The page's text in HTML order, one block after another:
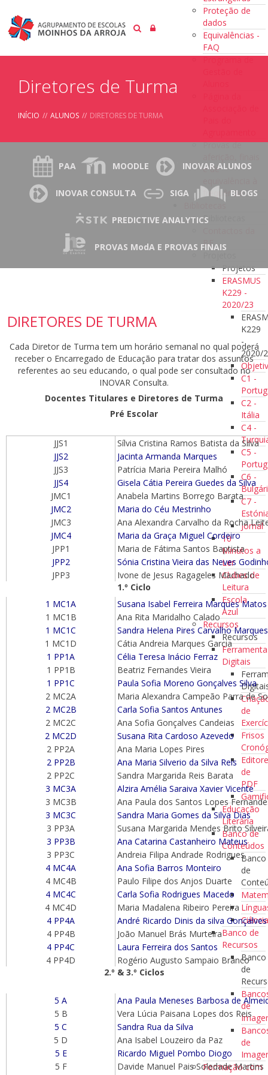
Proteção de
dados
Equivalências -
FAQ
Programa de
Provas de
e de
frequência
Bibliotecas
Bibliotecas
BE
Projetos
ERASMUS
K229 -
2020/23
K229
-
2020/
C1 -
C2 -
Itália
C4 -
C5 -
C6 -
C7 -
Jornal
10
Minutos a
Ler
Clubes de
Leitura
Escola
Azul
Recursos
Recursos
Digitais
de
Frisos
de
PDF
Educação
Literária
Banco de
Conteúdos
Banco
de
Banco de
Recursos
Banco
de
de
de
Formação com
Diretores de Turma
INÍCIO // ALUNOS // DIRETORES DE TURMA
PAA MOODLE INOVAR ALUNOS
INOVAR CONSULTA SIGA BLOGS
PREDICTIVE ANALYTICS
PROVAS ModA E PROVAS FINAIS
DIRETORES DE TURMA
Cada Diretor de Turma tem um horário semanal no qual poderá
receber o Encarregado de Educação para tratar dos assuntos
referentes ao seu educando, o qual pode ser consultado no
INOVAR Consulta.
Docentes Titulares e Diretores de Turma
Pré Escolar
JJS1
Sílvia Cristina Ramos Batista da Silva
JJS2
Jacinta Armanda Marques
JJS3
Patrícia Maria Pereira Malhó
JJS4
Gisela Cátia Pereira Guedes da Silva
JMC1
Anabela Martins Borrego Barata
JMC2
Maria do Céu Mestrinho
JMC3
Ana Alexandra Carvalho da Rocha
JMC4
Maria da Graça Miguel Cordeiro
JPP1
Maria de Fátima Santos Baptista
JPP2
Sónia Cristina Vieira das Neves
JPP3
Ivone de Jesus Ragageles Machado
1.º Ciclo
1 MC1A
Susana Isabel Ferreira Marques Matos
1 MC1B
Ana Rita Maridalho Calado
1 MC1C
Sandra Helena Pires Carvalho Marques
1 MC1D
Cátia Andreia Marques Garcia
1 PP1A
Célia Teresa Inácio Ferraz
1 PP1B
Beatriz Fernandes Vieira
1 PP1C
Paula Sofia Moreno Gonçalves Silva
2 MC2A
Maria Alexandra Campeão Parra de
2 MC2B
Carla Sofia Santos Antunes
2 MC2C
Ana Sofia Gonçalves Candeias
2 MC2D
Susana Rita Cardoso Azevedo
2 PP2A
Ana Maria Lopes Pires
2 PP2B
Ana Maria Silverio da Silva Reis
2 PP2C
Sandra Margarida Reis Barata
3 MC3A
Alzira Amélia Saraiva Xavier Vicente
3 MC3B
Ana Paula dos Santos Lopes
3 MC3C
Sandra Maria Gomes da Silva Dias
3 PP3A
Susana Margarida Mendes Brito
3 PP3B
Ana Catarina Castanheiro Mateus
3 PP3C
Andreia Filipa Andrade Rodrigues
4 MC4A
Ana Sofia Barros Monteiro
4 MC4B
Paulo Filipe dos Anjos Duarte
4 MC4C
Carla Sofia Rodrigues Macedo
4 MC4D
Maria Madalena Ribeiro Pereira
4 PP4A
André Ricardo Dinis da silva Gonçalves
4 PP4B
João Manuel Brás Murteira
4 PP4C
Laura Ferreira dos Santos
4 PP4D
Rogério Augusto Sampaio Branco
2.º & 3.º Ciclos
5 A
Ana Paula Meneses Barbosa de
5 B
Vera Lúcia Paisana Lopes dos Reis
5 C
Sandra Rua da Silva
5 D
Ana Isabel Louzeiro da Paz
5 E
Ricardo Miguel Pombo Diogo
5 F
Davide Manuel Pais Soledade Martins